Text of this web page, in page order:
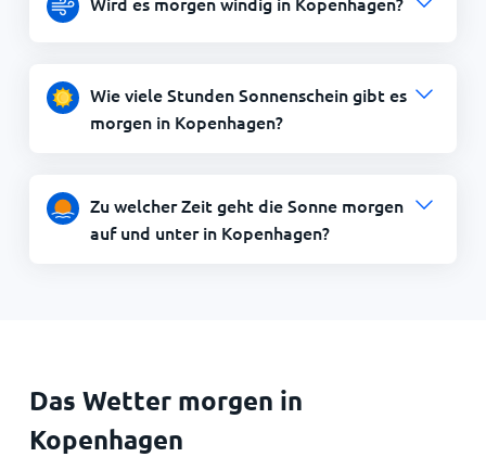
Wie viele Stunden Sonnenschein gibt es
morgen in Kopenhagen?
Zu welcher Zeit geht die Sonne morgen
auf und unter in Kopenhagen?
Das Wetter morgen in
Kopenhagen